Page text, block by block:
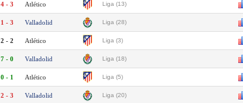
4 - 3 Atlético Liga (13)
1 - 3 Valladolid Liga (28)
2 - 2 Atlético Liga (3)
7 - 0 Valladolid Liga (18)
0 - 1 Atlético Liga (5)
2 - 3 Valladolid Liga (20)